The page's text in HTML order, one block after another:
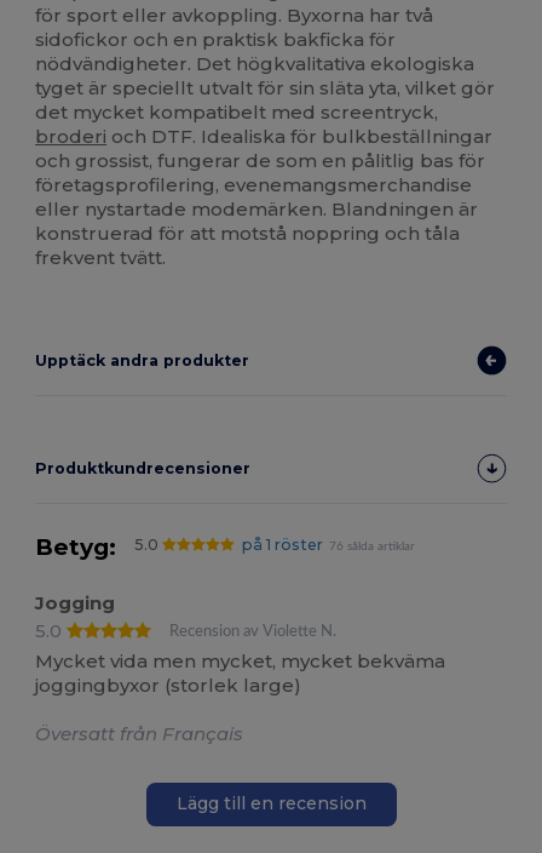
för sport eller avkoppling. Byxorna har två
sidofickor och en praktisk bakficka för
nödvändigheter. Det högkvalitativa ekologiska
tyget är speciellt utvalt för sin släta yta, vilket gör
det mycket kompatibelt med screentryck,
broderi och DTF. Idealiska för bulkbeställningar
och grossist, fungerar de som en pålitlig bas för
företagsprofilering, evenemangsmerchandise
eller nystartade modemärken. Blandningen är
konstruerad för att motstå noppring och tåla
frekvent tvätt.
Upptäck andra produkter
Produktkundrecensioner
Betyg: 5.0 på 1 röster 76 sålda artiklar
Jogging
5.0
Recension av Violette N.
Mycket vida men mycket, mycket bekväma
joggingbyxor (storlek large)
Översatt från Français
Lägg till en recension